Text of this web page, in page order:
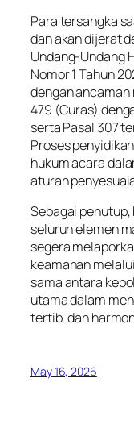
Para tersangka
dan akan dijerat
Undang-Undang
Nomor 1 Tahun
dengan ancaman
479 (Curas)
serta Pasal 307
Proses
hukum acara
aturan
Sebagai
seluruh elemen
segera
keamanan
sama antara
utama dalam
tertib, dan
May 16, 2026